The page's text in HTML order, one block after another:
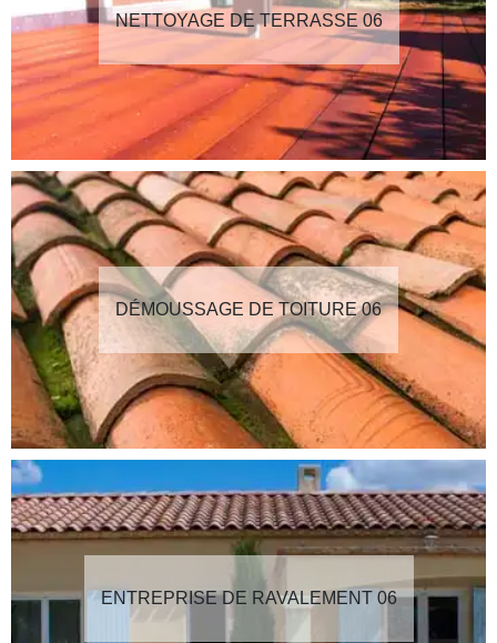
NETTOYAGE DE TERRASSE 06
DÉMOUSSAGE DE TOITURE 06
ENTREPRISE DE RAVALEMENT 06